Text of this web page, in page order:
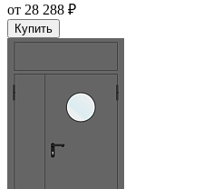
от 28 288 ₽
Купить